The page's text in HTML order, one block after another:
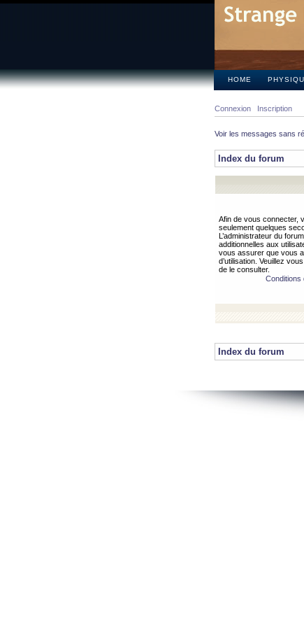
HOME
Connexion Inscription
Voir les messages sans
Index du forum
Afin de vous connecter,
seulement quelques
L’administrateur du
additionnelles aux
vous assurer que vous
d’utilisation. Veuillez
de le consulter.
Conditions
Index du forum